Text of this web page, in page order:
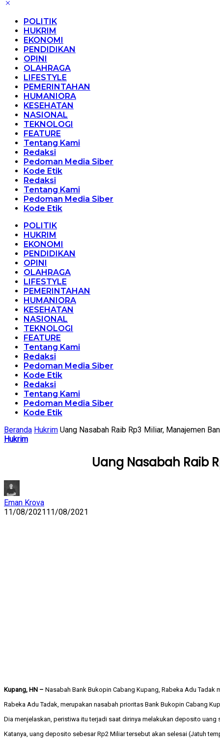
POLITIK
HUKRIM
EKONOMI
PENDIDIKAN
OPINI
OLAHRAGA
LIFESTYLE
PEMERINTAHAN
HUMANIORA
KESEHATAN
NASIONAL
TEKNOLOGI
FEATURE
Tentang Kami
Redaksi
Pedoman Media Siber
Kode Etik
Redaksi
Tentang Kami
Pedoman Media Siber
Kode Etik
POLITIK
HUKRIM
EKONOMI
PENDIDIKAN
OPINI
OLAHRAGA
LIFESTYLE
PEMERINTAHAN
HUMANIORA
KESEHATAN
NASIONAL
TEKNOLOGI
FEATURE
Tentang Kami
Redaksi
Pedoman Media Siber
Kode Etik
Redaksi
Tentang Kami
Pedoman Media Siber
Kode Etik
Beranda Hukrim Uang Nasabah Raib Rp3 Miliar, Manajemen
Hukrim
Uang Nasabah Raib
Eman Krova
11/08/2021 11/08/2021
Kupang, HN – Nasabah Bank Bukopin Cabang Kupang, Rabeka Adu
Rabeka Adu Tadak, merupakan nasabah prioritas Bank Bukopin Cabang
Dia menjelaskan, peristiwa itu terjadi saat dirinya melakukan deposito
Katanya, uang deposito sebesar Rp2 Miliar tersebut akan selesai (Jatuh